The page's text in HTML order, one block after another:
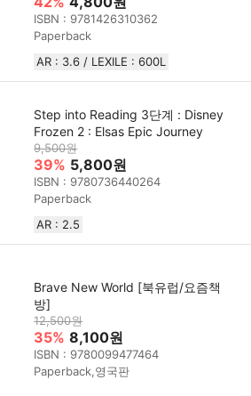
ISBN : 9781426310362
Paperback
AR : 3.6 / LEXILE : 600L
Step into Reading 3단계 : Disney
Frozen 2 : Elsas Epic Journey
9,500원
39% 5,800원
ISBN : 9780736440264
Paperback
AR : 2.5
Brave New World [북유럽/요즘책
방]
12,500원
35% 8,100원
ISBN : 9780099477464
Paperback,영국판